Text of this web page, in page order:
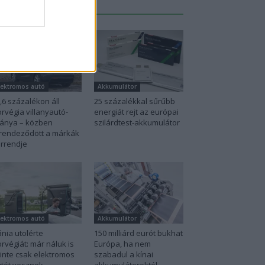
autó
százalékon áll
villanyautó-
– közben
a márkák
Akkumulátor
25 százalékkal sűrűbb
energiát rejt az európai
szilárdtest-akkumulátor
autó
utolérte
már náluk is
csak elektromos
Akkumulátor
150 milliárd eurót bukhat
Európa, ha nem
szabadul a kínai